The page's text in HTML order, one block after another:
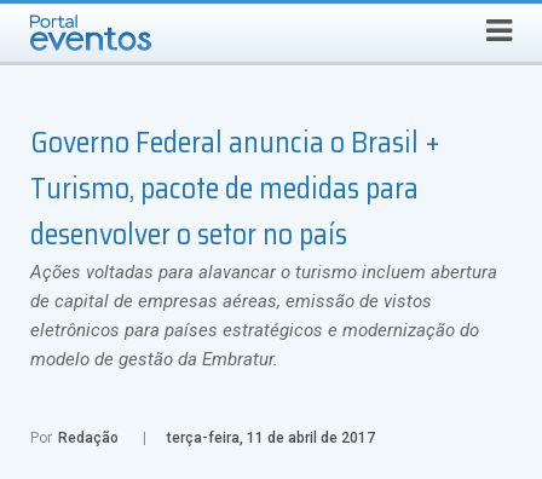
DOMINGO, 9 DE AGOSTO DE 2026 Busca
Governo Federal anuncia o Brasil +
Turismo, pacote de medidas para
desenvolver o setor no país
Ações voltadas para alavancar o turismo incluem abertura
de capital de empresas aéreas, emissão de vistos
eletrônicos para países estratégicos e modernização do
modelo de gestão da Embratur.
Por Redação terça-feira, 11 de abril de 2017